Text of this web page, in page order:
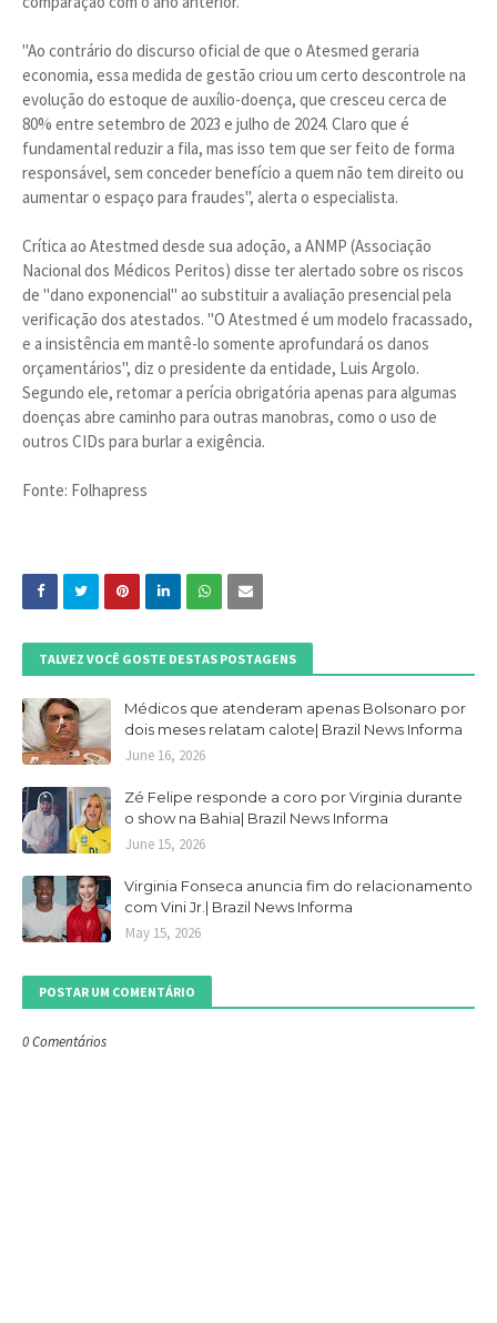
"Ao contrário do discurso oficial de que o Atesmed geraria
economia, essa medida de gestão criou um certo descontrole na
evolução do estoque de auxílio-doença, que cresceu cerca de
80% entre setembro de 2023 e julho de 2024. Claro que é
fundamental reduzir a fila, mas isso tem que ser feito de forma
responsável, sem conceder benefício a quem não tem direito ou
aumentar o espaço para fraudes", alerta o especialista.
Crítica ao Atestmed desde sua adoção, a ANMP (Associação
Nacional dos Médicos Peritos) disse ter alertado sobre os riscos
de "dano exponencial" ao substituir a avaliação presencial pela
verificação dos atestados. "O Atestmed é um modelo fracassado,
e a insistência em mantê-lo somente aprofundará os danos
orçamentários", diz o presidente da entidade, Luis Argolo.
Segundo ele, retomar a perícia obrigatória apenas para algumas
doenças abre caminho para outras manobras, como o uso de
outros CIDs para burlar a exigência.
Fonte: Folhapress
TALVEZ VOCÊ GOSTE DESTAS POSTAGENS
Médicos que atenderam apenas Bolsonaro por
dois meses relatam calote| Brazil News Informa
June 16, 2026
Zé Felipe responde a coro por Virginia durante
o show na Bahia| Brazil News Informa
June 15, 2026
Virginia Fonseca anuncia fim do relacionamento
com Vini Jr.| Brazil News Informa
May 15, 2026
POSTAR UM COMENTÁRIO
0 Comentários